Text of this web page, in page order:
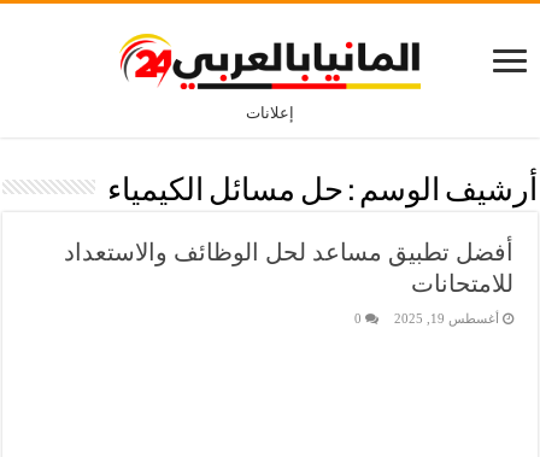
إعلانات
أرشيف الوسم : حل مسائل الكيمياء
أفضل تطبيق مساعد لحل الوظائف والاستعداد
للامتحانات
أغسطس 19, 2025 0